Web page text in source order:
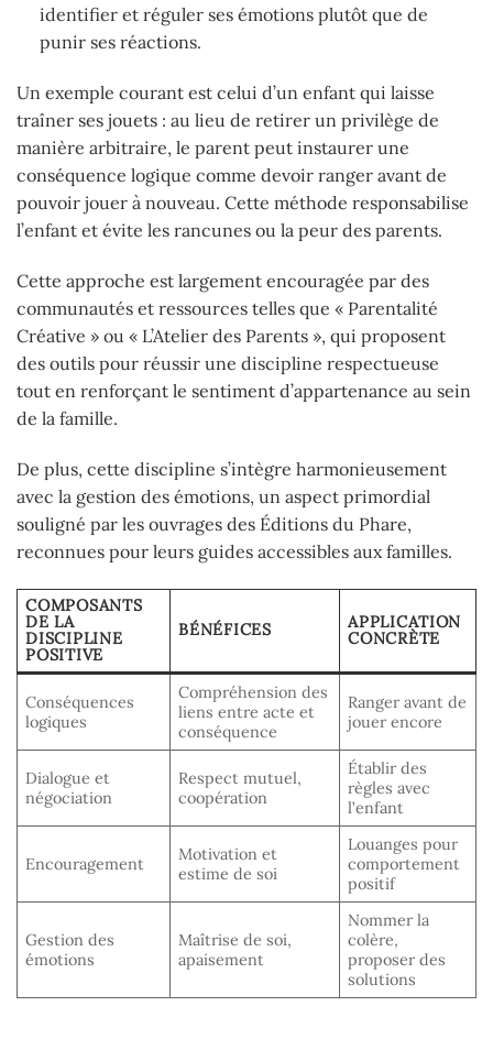
identifier et réguler ses émotions plutôt que de
punir ses réactions.
Un exemple courant est celui d’un enfant qui laisse
traîner ses jouets : au lieu de retirer un privilège de
manière arbitraire, le parent peut instaurer une
conséquence logique comme devoir ranger avant de
pouvoir jouer à nouveau. Cette méthode responsabilise
l’enfant et évite les rancunes ou la peur des parents.
Cette approche est largement encouragée par des
communautés et ressources telles que « Parentalité
Créative » ou « L’Atelier des Parents », qui proposent
des outils pour réussir une discipline respectueuse
tout en renforçant le sentiment d’appartenance au sein
de la famille.
De plus, cette discipline s’intègre harmonieusement
avec la gestion des émotions, un aspect primordial
souligné par les ouvrages des Éditions du Phare,
reconnues pour leurs guides accessibles aux familles.
COMPOSANTS
DE LA
DISCIPLINE
POSITIVE
BÉNÉFICES
APPLICATION
CONCRÈTE
Conséquences
logiques
Compréhension des
liens entre acte et
conséquence
Ranger avant de
jouer encore
Dialogue et
négociation
Respect mutuel,
coopération
Établir des
règles avec
l’enfant
Encouragement
Motivation et
estime de soi
Louanges pour
comportement
positif
Gestion des
émotions
Maîtrise de soi,
apaisement
Nommer la
colère,
proposer des
solutions